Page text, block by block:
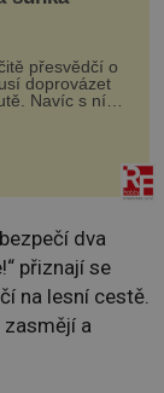
přesvědčí o
doprovázet
Navíc s ní
hladových
3 kg šunky
hl...
dva
přiznají se
na lesní cestě.
zasmějí a